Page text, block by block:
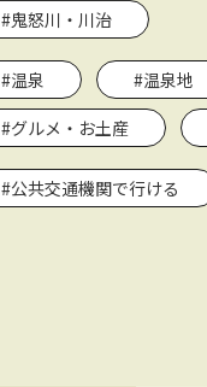
#鬼怒川・川治
#温泉 #温泉地
#グルメ・お土産
#公共交通機関で行ける